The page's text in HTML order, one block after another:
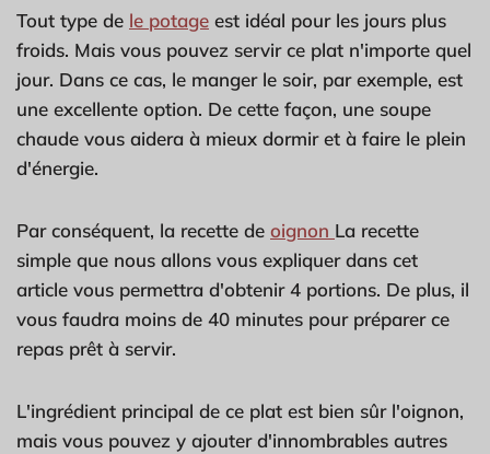
Tout type de le potage est idéal pour les jours plus
froids. Mais vous pouvez servir ce plat n'importe quel
jour. Dans ce cas, le manger le soir, par exemple, est
une excellente option. De cette façon, une soupe
chaude vous aidera à mieux dormir et à faire le plein
d'énergie.
Par conséquent, la recette de oignon La recette
simple que nous allons vous expliquer dans cet
article vous permettra d'obtenir 4 portions. De plus, il
vous faudra moins de 40 minutes pour préparer ce
repas prêt à servir.
L'ingrédient principal de ce plat est bien sûr l'oignon,
mais vous pouvez y ajouter d'innombrables autres